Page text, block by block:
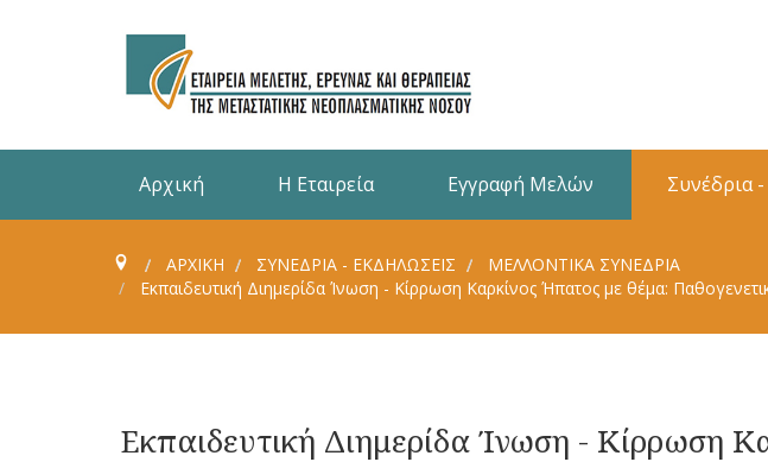
Αρχική Η Εταιρεία Εγγραφή Μελών Συνέδρια
ΑΡΧΙΚΗ ΣΥΝΈΔΡΙΑ - ΕΚΔΗΛΏΣΕΙΣ
ΜΕΛΛΟΝΤΙΚΆ ΣΥΝΈΔΡΙΑ
Εκπαιδευτική Διημερίδα Ίνωση - Κίρρωση Καρκίνος Ήπατος με θέμα:
Εκπαιδευτική Διημερίδα Ίνωση - Κίρρωση